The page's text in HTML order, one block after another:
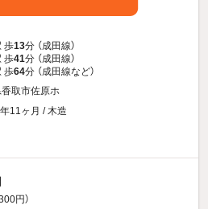
歩13分 （成田線）
歩41分 （成田線）
歩64分 （成田線など）
取市佐原ホ
11ヶ月 / 木造
円）